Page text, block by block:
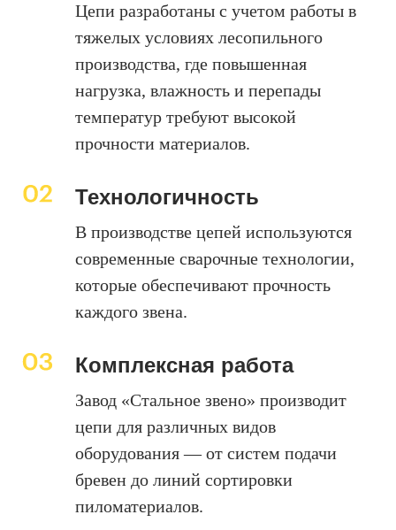
Цепи разработаны с учетом работы в
тяжелых условиях лесопильного
производства, где повышенная
нагрузка, влажность и перепады
температур требуют высокой
прочности материалов.
Технологичность
В производстве цепей используются
современные сварочные технологии,
которые обеспечивают прочность
каждого звена.
Комплексная работа
Завод «Стальное звено» производит
цепи для различных видов
оборудования — от систем подачи
бревен до линий сортировки
пиломатериалов.